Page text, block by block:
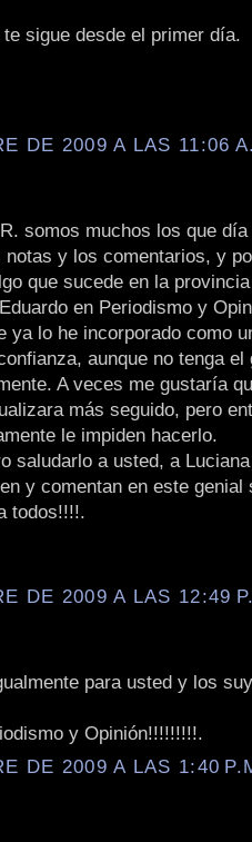
sigue desde el primer día.
DE 2009 A LAS 11:06
somos muchos los que
notas y los comentarios, y
que sucede en la
en Periodismo y
ya lo he incorporado como
aunque no tenga el
A veces me gustaría
más seguido, pero
le impiden hacerlo.
saludarlo a usted, a
y comentan en este genial
todos!!!!.
DE 2009 A LAS 12:49
para usted y los
y Opinión!!!!!!!!!.
DE 2009 A LAS 1:40